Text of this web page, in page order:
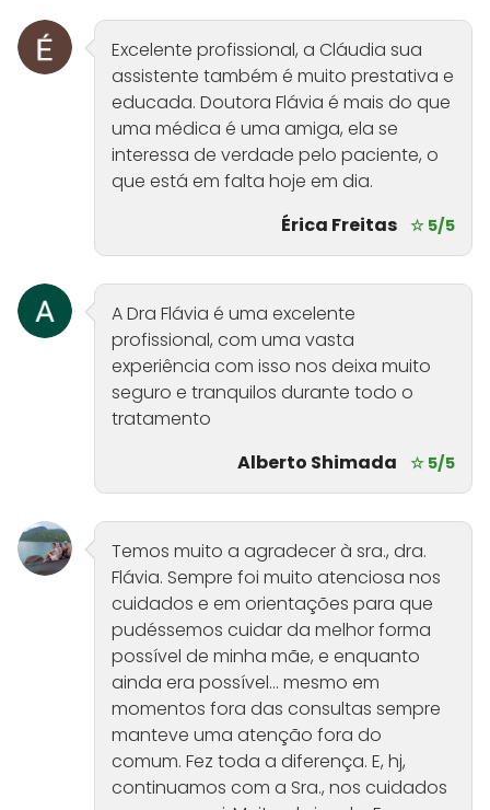
Excelente profissional, a Cláudia sua
assistente também é muito prestativa e
educada. Doutora Flávia é mais do que
uma médica é uma amiga, ela se
interessa de verdade pelo paciente, o
que está em falta hoje em dia.
Érica Freitas ☆ 5/5
A Dra Flávia é uma excelente
profissional, com uma vasta
experiência com isso nos deixa muito
seguro e tranquilos durante todo o
tratamento
Alberto Shimada
☆ 5/5
Temos muito a agradecer à sra., dra.
Flávia. Sempre foi muito atenciosa nos
cuidados e em orientações para que
pudéssemos cuidar da melhor forma
possível de minha mãe, e enquanto
ainda era possível... mesmo em
momentos fora das consultas sempre
manteve uma atenção fora do
comum. Fez toda a diferença. E, hj,
continuamos com a Sra., nos cuidados